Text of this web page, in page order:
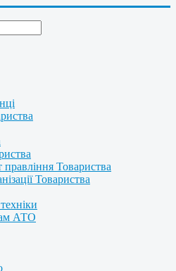
Товариства
Товариства
АТО